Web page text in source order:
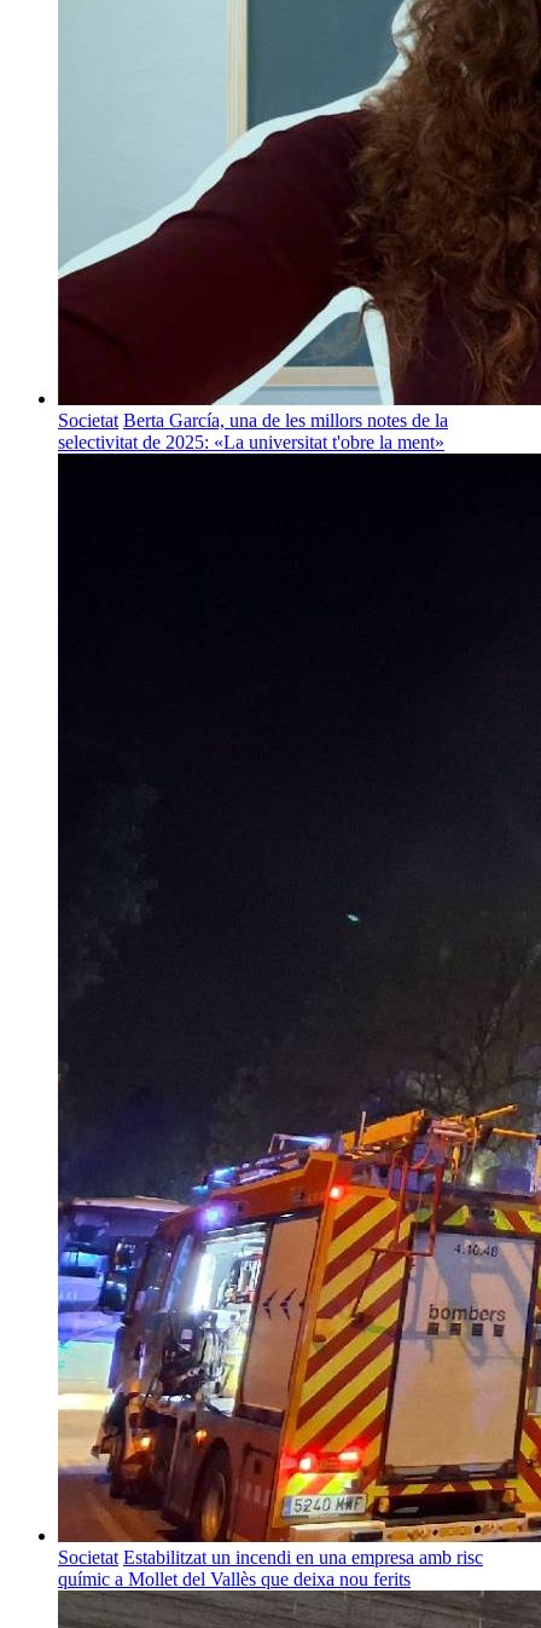
Societat Berta García, una de les millors notes de la
selectivitat de 2025: «La universitat t'obre la ment»
Societat Estabilitzat un incendi en una empresa amb risc
químic a Mollet del Vallès que deixa nou ferits